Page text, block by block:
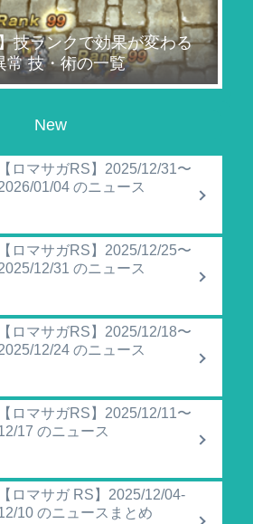
技ランクで効果が変わる
常 技・術の一覧
New
【ロマサガRS】2025/12/31〜
01/04 のニュース
【ロマサガRS】2025/12/25〜
12/31 のニュース
【ロマサガRS】2025/12/18〜
12/24 のニュース
【ロマサガRS】2025/12/11〜
17 のニュース
【ロマサガ RS】2025/12/04-
10 のニュースまとめ